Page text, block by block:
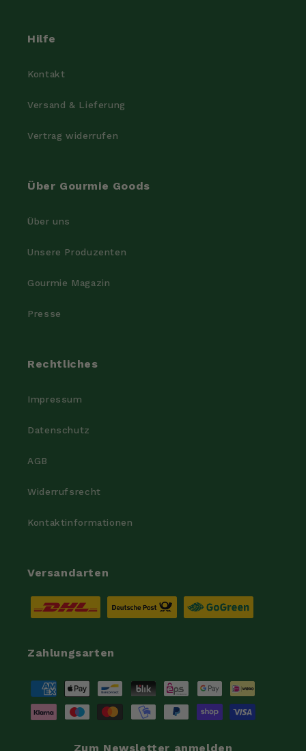
Hilfe
Kontakt
Versand & Lieferung
Vertrag widerrufen
Über Gourmie Goods
Über uns
Unsere Produzenten
Gourmie Magazin
Presse
Rechtliches
Impressum
Datenschutz
AGB
Widerrufsrecht
Kontaktinformationen
Versandarten
Zahlungsarten
Zahlungsmethoden
Zum Newsletter anmelden